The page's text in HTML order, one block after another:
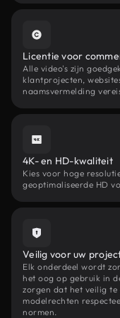
Licentie voor
Alle video's zijn
klantprojecten,
naamsvermelding
4K- en HD-kwaliteit
Kies voor hoge
geoptimaliseerde HD
Veilig voor uw
Elk onderdeel wordt
het oog op gebruik in
zorgen dat het veilig te
modelrechten
normen.